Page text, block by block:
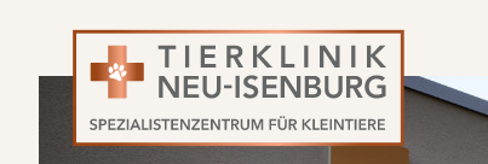
Navigation
überspringen